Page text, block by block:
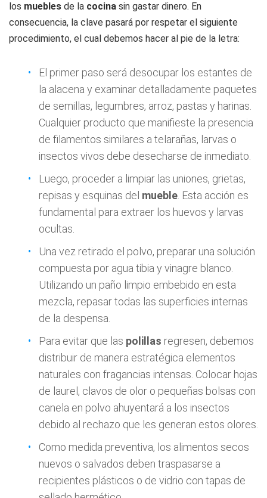
los muebles de la cocina sin gastar dinero. En
consecuencia, la clave pasará por respetar el siguiente
procedimiento, el cual debemos hacer al pie de la letra:
El primer paso será desocupar los estantes de
la alacena y examinar detalladamente paquetes
de semillas, legumbres, arroz, pastas y harinas.
Cualquier producto que manifieste la presencia
de filamentos similares a telarañas, larvas o
insectos vivos debe desecharse de inmediato.
Luego, proceder a limpiar las uniones, grietas,
repisas y esquinas del mueble . Esta acción es
fundamental para extraer los huevos y larvas
ocultas.
Una vez retirado el polvo, preparar una solución
compuesta por agua tibia y vinagre blanco.
Utilizando un paño limpio embebido en esta
mezcla, repasar todas las superficies internas
de la despensa.
Para evitar que las polillas regresen, debemos
distribuir de manera estratégica elementos
naturales con fragancias intensas. Colocar hojas
de laurel, clavos de olor o pequeñas bolsas con
canela en polvo ahuyentará a los insectos
debido al rechazo que les generan estos olores.
Como medida preventiva, los alimentos secos
nuevos o salvados deben traspasarse a
recipientes plásticos o de vidrio con tapas de